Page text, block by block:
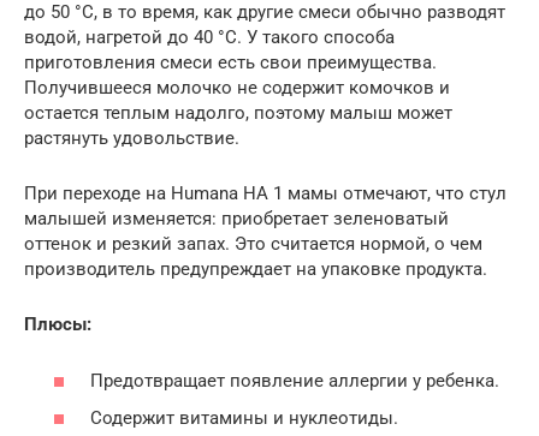
до 50 °С, в то время, как другие смеси обычно разводят
водой, нагретой до 40 °С. У такого способа
приготовления смеси есть свои преимущества.
Получившееся молочко не содержит комочков и
остается теплым надолго, поэтому малыш может
растянуть удовольствие.
При переходе на Humana HA 1 мамы отмечают, что стул
малышей изменяется: приобретает зеленоватый
оттенок и резкий запах. Это считается нормой, о чем
производитель предупреждает на упаковке продукта.
Плюсы:
Предотвращает появление аллергии у ребенка.
Содержит витамины и нуклеотиды.